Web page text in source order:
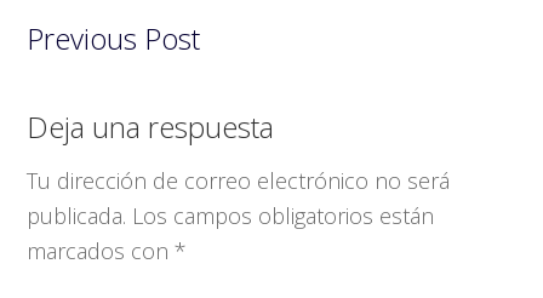
Previous Post
Interacciones
con
los
lectores
Deja una respuesta
Tu dirección de correo electrónico no será
publicada. Los campos obligatorios están
marcados con*